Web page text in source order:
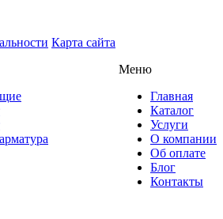
Карта сайта
Меню
Главная
Каталог
Услуги
О компании
Об оплате
Блог
Контакты